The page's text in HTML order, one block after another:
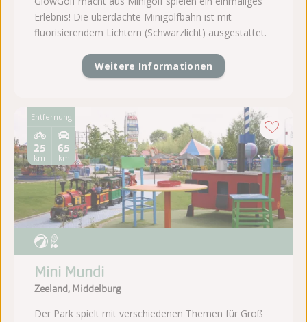
Erlebnis! Die überdachte Minigolfbahn ist mit
fluorisierendem Lichtern (Schwarzlicht) ausgestattet.
Weitere Informationen
Entfernung
65
km
25
km
Mini Mundi
Zeeland, Middelburg
Der Park spielt mit verschiedenen Themen für Groß